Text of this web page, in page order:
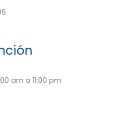
am a 11:00 pm